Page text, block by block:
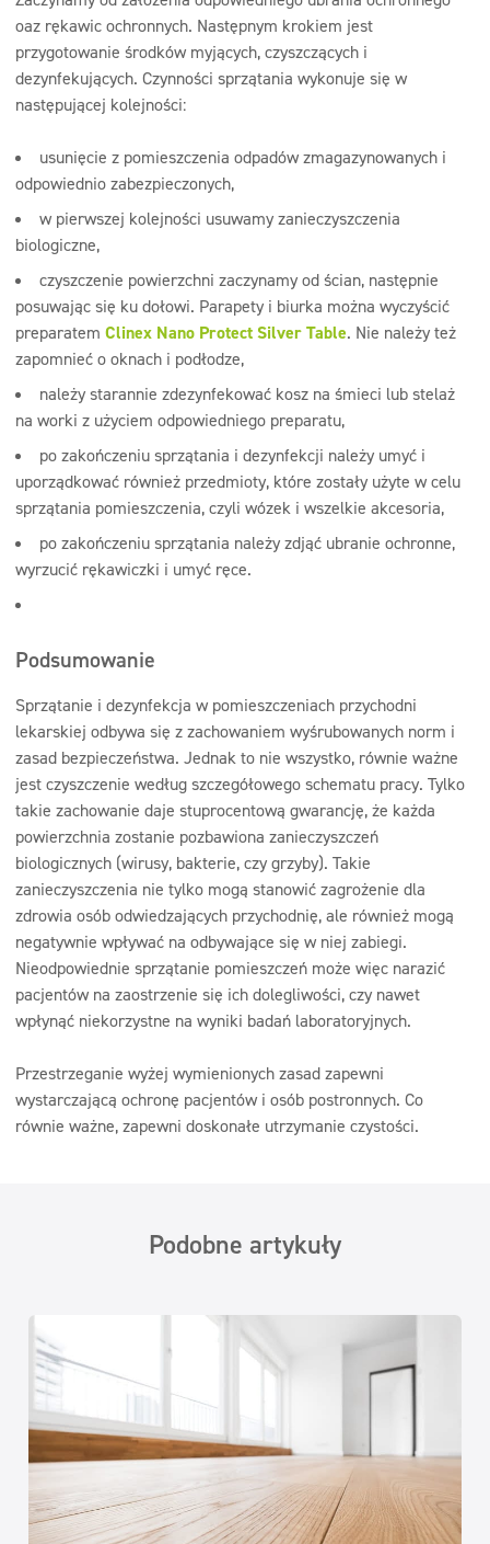
oaz rękawic ochronnych. Następnym krokiem jest
przygotowanie środków myjących, czyszczących i
dezynfekujących. Czynności sprzątania wykonuje się w
następującej kolejności:
usunięcie z pomieszczenia odpadów zmagazynowanych i
odpowiednio zabezpieczonych,
w pierwszej kolejności usuwamy zanieczyszczenia
biologiczne,
czyszczenie powierzchni zaczynamy od ścian, następnie
posuwając się ku dołowi. Parapety i biurka można wyczyścić
preparatem Clinex Nano Protect Silver Table. Nie należy też
zapomnieć o oknach i podłodze,
należy starannie zdezynfekować kosz na śmieci lub stelaż
na worki z użyciem odpowiedniego preparatu,
po zakończeniu sprzątania i dezynfekcji należy umyć i
uporządkować również przedmioty, które zostały użyte w celu
sprzątania pomieszczenia, czyli wózek i wszelkie akcesoria,
po zakończeniu sprzątania należy zdjąć ubranie ochronne,
wyrzucić rękawiczki i umyć ręce.
Podsumowanie
Sprzątanie i dezynfekcja w pomieszczeniach przychodni
lekarskiej odbywa się z zachowaniem wyśrubowanych norm i
zasad bezpieczeństwa. Jednak to nie wszystko, równie ważne
jest czyszczenie według szczegółowego schematu pracy. Tylko
takie zachowanie daje stuprocentową gwarancję, że każda
powierzchnia zostanie pozbawiona zanieczyszczeń
biologicznych (wirusy, bakterie, czy grzyby). Takie
zanieczyszczenia nie tylko mogą stanowić zagrożenie dla
zdrowia osób odwiedzających przychodnię, ale również mogą
negatywnie wpływać na odbywające się w niej zabiegi.
Nieodpowiednie sprzątanie pomieszczeń może więc narazić
pacjentów na zaostrzenie się ich dolegliwości, czy nawet
wpłynąć niekorzystne na wyniki badań laboratoryjnych.
Przestrzeganie wyżej wymienionych zasad zapewni
wystarczającą ochronę pacjentów i osób postronnych. Co
równie ważne, zapewni doskonałe utrzymanie czystości.
Podobne artykuły